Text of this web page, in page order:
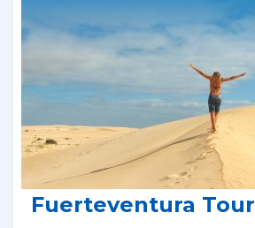
Fuerteventura Tour